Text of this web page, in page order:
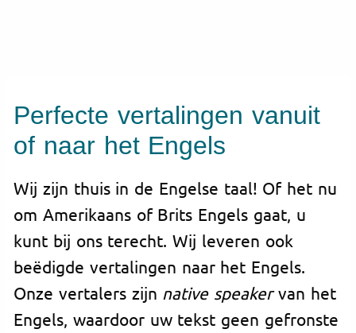
Perfecte vertalingen vanuit
of naar het Engels
Wij zijn thuis in de Engelse taal! Of het nu
om Amerikaans of Brits Engels gaat, u
kunt bij ons terecht. Wij leveren ook
beëdigde vertalingen naar het Engels.
Onze vertalers zijn native speakervan het
Engels, waardoor uw tekst geen gefronste